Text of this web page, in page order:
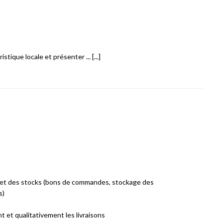
locale et présenter ... [...]
des stocks (bons de commandes, stockage des
et qualitativement les livraisons